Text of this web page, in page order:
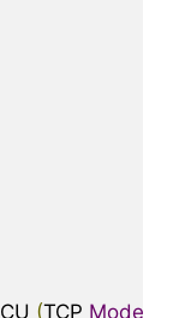
CU (TCP Mode